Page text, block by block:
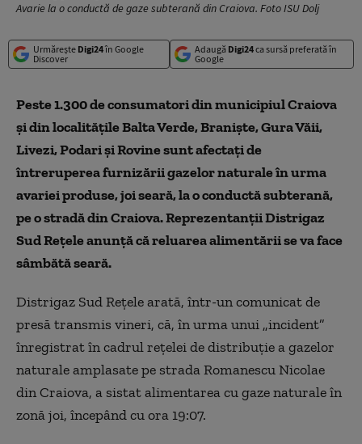
Avarie la o conductă de gaze subterană din Craiova. Foto ISU Dolj
Urmărește Digi24în Google
Discover
Adaugă Digi24ca sursă preferată în
Google
Peste 1.300 de consumatori din municipiul Craiova
şi din localităţile Balta Verde, Branişte, Gura Văii,
Livezi, Podari şi Rovine sunt afectaţi de
întreruperea furnizării gazelor naturale în urma
avariei produse, joi seară, la o conductă subterană,
pe o stradă din Craiova. Reprezentanţii Distrigaz
Sud Reţele anunţă că reluarea alimentării se va face
sâmbătă seară.
Distrigaz Sud Reţele arată, într-un comunicat de
presă transmis vineri, că, în urma unui „incident”
înregistrat în cadrul reţelei de distribuţie a gazelor
naturale amplasate pe strada Romanescu Nicolae
din Craiova, a sistat alimentarea cu gaze naturale în
zonă joi, începând cu ora 19:07.